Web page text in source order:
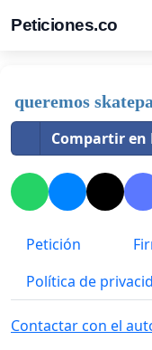
Peticiones.co
queremos
Compartir en
Petición
Política de
Contactar con el